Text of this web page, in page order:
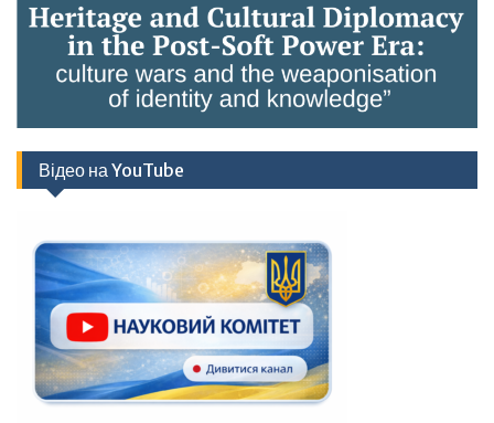
Відео на YouTube